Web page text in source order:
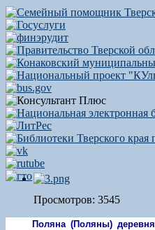
Просмотров: 3545
Поляна (Поляны)деревня